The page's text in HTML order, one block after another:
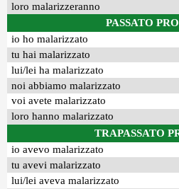
loro malarizzeranno
PASSATO
io ho malarizzato
tu hai malarizzato
lui/lei ha malarizzato
noi abbiamo malarizzato
voi avete malarizzato
loro hanno malarizzato
TRAPASSATO
io avevo malarizzato
tu avevi malarizzato
lui/lei aveva malarizzato